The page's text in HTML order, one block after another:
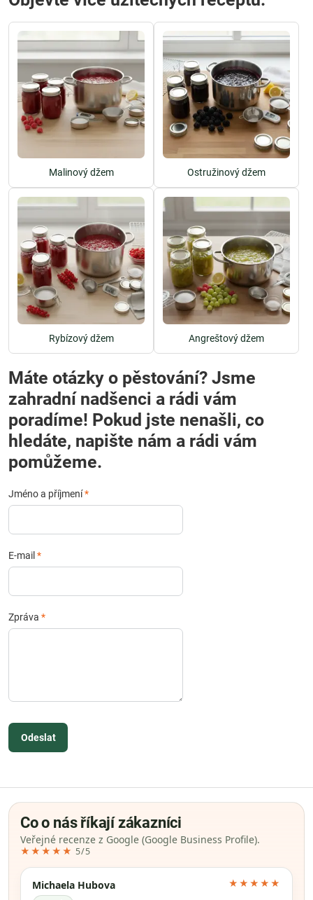
Malinový džem Ostružinový džem
Rybízový džem Angreštový džem
Máte otázky o pěstování? Jsme
zahradní nadšenci a rádi vám
poradíme! Pokud jste nenašli, co
hledáte, napište nám a rádi vám
pomůžeme.
Jméno a příjmení*
E-mail *
Zpráva *
Odeslat
Co o nás říkají zákazníci
Veřejné recenze z Google (Google Business Profile).
★★★★★ 5/5
Michaela Hubova ★★★★★